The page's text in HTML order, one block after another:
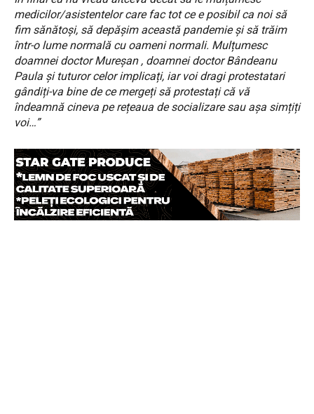
medicilor/asistentelor care fac tot ce e posibil ca noi să
fim sănătoși, să depășim această pandemie și să trăim
într-o lume normală cu oameni normali. Mulțumesc
doamnei doctor Mureșan , doamnei doctor Bândeanu
Paula și tuturor celor implicați, iar voi dragi protestatari
gândiți-va bine de ce mergeți să protestați că vă
îndeamnă cineva pe rețeaua de socializare sau așa simțiți
voi…”